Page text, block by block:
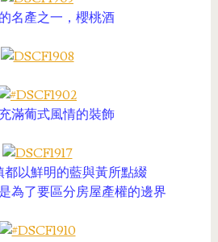
名產之一，櫻桃酒
滿葡式風情的裝飾
都以鮮明的藍與黃所點綴
為了要區分房屋產權的邊界